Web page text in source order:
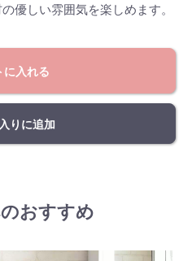
優しい雰囲気を楽しめます。
に入れる
りに追加
おすすめ